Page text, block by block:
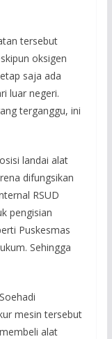
tersebut
oksigen
saja ada
luar negeri.
terganggu, ini
landai alat
difungsikan
RSUD
pengisian
Puskesmas
Sehingga
mesin tersebut
alat